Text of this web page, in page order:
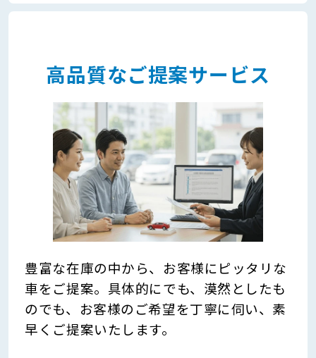
高品質なご提案サービス
豊富な在庫の中から、お客様にピッタリな
車をご提案。具体的にでも、漠然としたも
のでも、お客様のご希望を丁寧に伺い、素
早くご提案いたします。